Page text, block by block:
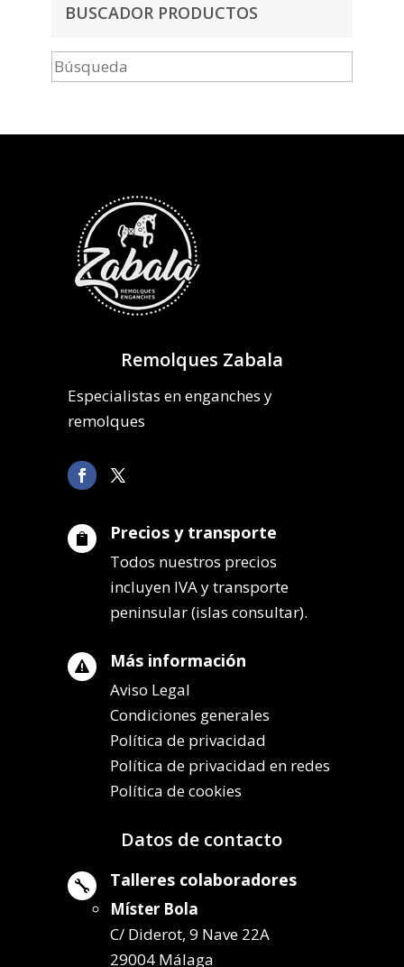
BUSCADOR PRODUCTOS
Remolques Zabala
Especialistas en enganches y
remolques
 Precios y transporte
Todos nuestros precios
incluyen IVA y transporte
peninsular (islas consultar).
 Más información
Aviso Legal
Condiciones generales
Política de privacidad
Política de privacidad en redes
Política de cookies
Datos de contacto
 Talleres colaboradores
Míster Bola
C/ Diderot, 9 Nave 22A
29004 Málaga